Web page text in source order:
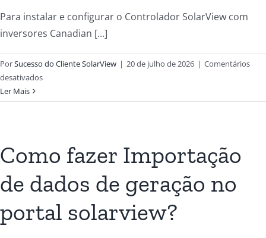
Para instalar e configurar o Controlador SolarView com
inversores Canadian [...]
PorSucesso do Cliente SolarView | 20 de julho de 2026 | Comentários
desativados
Ler Mais
Como fazer Importação
de dados de geração no
portal solarview?